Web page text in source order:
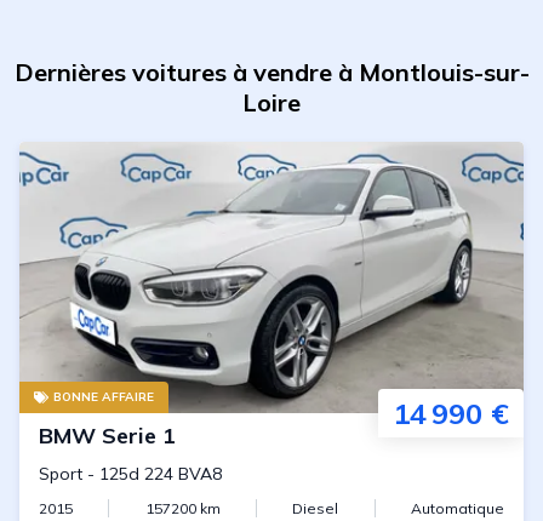
Dernières voitures à vendre à Montlouis-sur-
Loire
BONNE AFFAIRE 14 990 €
BMW Serie 1
Sport - 125d 224 BVA8
2015 157200km Diesel Automatique